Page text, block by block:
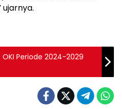
ujarnya.
OKI Periode 2024-2029